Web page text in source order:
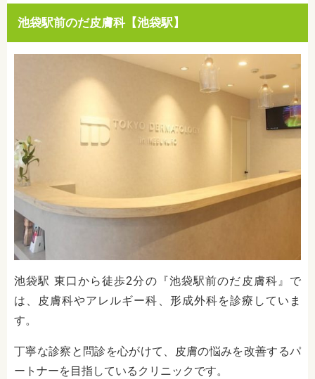
池袋駅前のだ皮膚科【池袋駅】
池袋駅 東口から徒歩2分の『池袋駅前のだ皮膚科』で
は、皮膚科やアレルギー科、形成外科を診療していま
す。
丁寧な診察と問診を心がけて、皮膚の悩みを改善するパ
ートナーを目指しているクリニックです。